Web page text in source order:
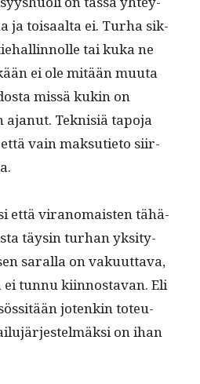
ja toisaal­ta ei. Turha sik­
tai kuka ne
ei ole mitään muu­ta
mis­sä kukin on
Teknisiä tapo­ja
vain mak­su­ti­eto siir­
että vira­nomais­ten tähä­
täysin turhan yksi­ty­
sar­al­la on vaku­ut­ta­va,
ei tun­nu kiin­nos­ta­van. Eli
jotenkin toteu­
on ihan